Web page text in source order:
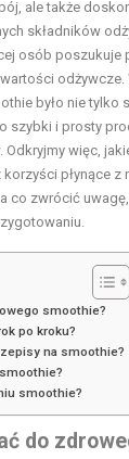
ale także
składników
osób poszukuje
było nie tylko
szybki i prosty
więc,
płynące z
co zwrócić
smoothie?
po kroku?
na smoothie?
smoothie?
do